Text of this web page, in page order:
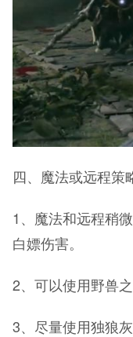
四、魔法或远程策
1、魔法和远程稍
白嫖伤害。
2、可以使用野兽
3、尽量使用独狼